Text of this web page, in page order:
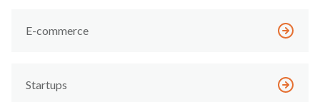
E-commerce
Startups